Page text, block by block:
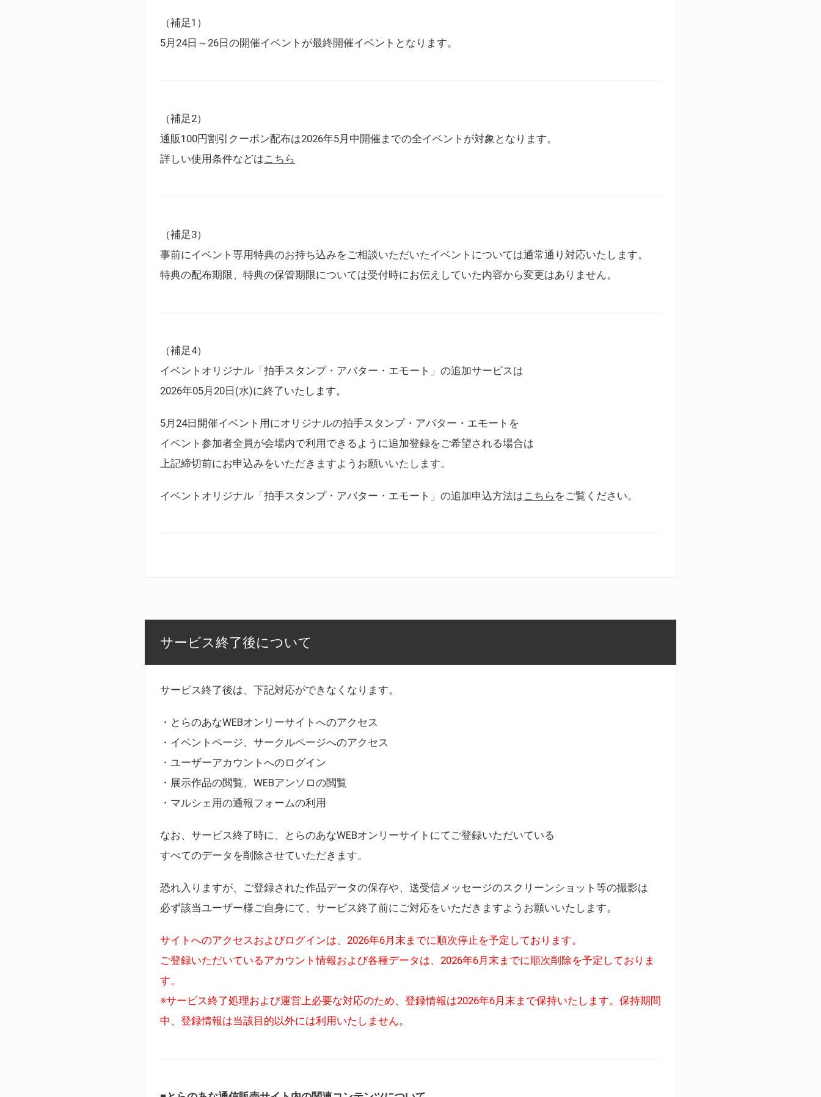
（補足1）
5月24日～26日の開催イベントが最終開催イベントとなります。
（補足2）
通販100円割引クーポン配布は2026年5月中開催までの全イベントが対象となります。
詳しい使用条件などはこちら
（補足3）
事前にイベント専用特典のお持ち込みをご相談いただいたイベントについては通常通り対応いたします。
特典の配布期限、特典の保管期限については受付時にお伝えしていた内容から変更はありません。
（補足4）
イベントオリジナル「拍手スタンプ・アバター・エモート」の追加サービスは
2026年05月20日(水)に終了いたします。
5月24日開催イベント用にオリジナルの拍手スタンプ・アバター・エモートを
イベント参加者全員が会場内で利用できるように追加登録をご希望される場合は
上記締切前にお申込みをいただきますようお願いいたします。
イベントオリジナル「拍手スタンプ・アバター・エモート」の追加申込方法はこちら をご覧ください。
サービス終了後について
サービス終了後は、下記対応ができなくなります。
・とらのあなWEBオンリーサイトへのアクセス
・イベントページ、サークルページへのアクセス
・ユーザーアカウントへのログイン
・展示作品の閲覧、WEBアンソロの閲覧
・マルシェ用の通報フォームの利用
なお、サービス終了時に、とらのあなWEBオンリーサイトにてご登録いただいている
すべてのデータを削除させていただきます。
恐れ入りますが、ご登録された作品データの保存や、送受信メッセージのスクリーンショット等の撮影は
必ず該当ユーザー様ご自身にて、サービス終了前にご対応をいただきますようお願いいたします。
サイトへのアクセスおよびログインは、2026年6月末までに順次停止を予定しております。
ご登録いただいているアカウント情報および各種データは、2026年6月末までに順次削除を予定しておりま
す。
※サービス終了処理および運営上必要な対応のため、登録情報は2026年6月末まで保持いたします。保持期間
中、登録情報は当該目的以外には利用いたしません。